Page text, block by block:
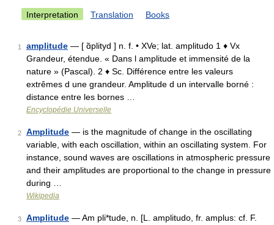
Interpretation Translation Books
1 amplitude — [ ɑ̃plityd ] n. f. • XVe; lat. amplitudo 1 ♦ Vx
Grandeur, étendue. « Dans l amplitude et immensité de la
nature » (Pascal). 2 ♦ Sc. Différence entre les valeurs
extrêmes d une grandeur. Amplitude d un intervalle borné :
distance entre les bornes …
Encyclopédie Universelle
2 Amplitude — is the magnitude of change in the oscillating
variable, with each oscillation, within an oscillating system. For
instance, sound waves are oscillations in atmospheric pressure
and their amplitudes are proportional to the change in pressure
during …
Wikipedia
3 Amplitude — Am pli*tude, n. [L. amplitudo, fr. amplus: cf. F.